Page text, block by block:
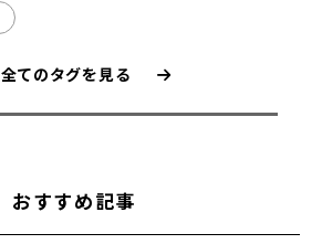
全てのタグを見る
おすすめ記事